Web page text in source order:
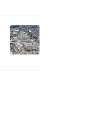
神経内科脳神経外科